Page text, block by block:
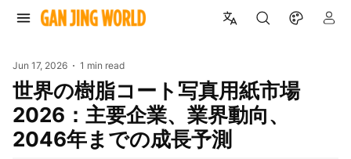
Jun 17, 2026 1 min read
世界の樹脂コート写真用紙市場
2026：主要企業、業界動向、
2046年までの成長予測